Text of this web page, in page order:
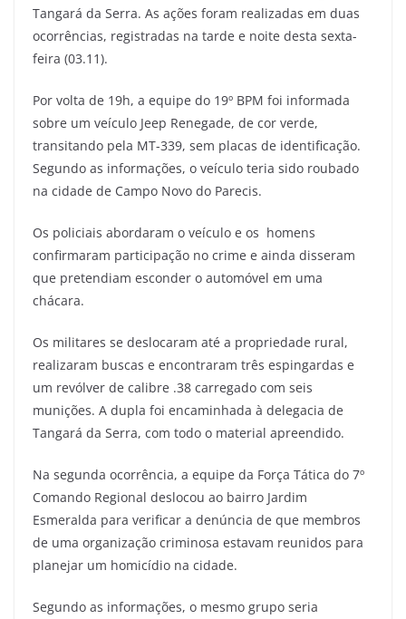
Tangará da Serra. As ações foram realizadas em duas
ocorrências, registradas na tarde e noite desta sexta-
feira (03.11).
Por volta de 19h, a equipe do 19º BPM foi informada
sobre um veículo Jeep Renegade, de cor verde,
transitando pela MT-339, sem placas de identificação.
Segundo as informações, o veículo teria sido roubado
na cidade de Campo Novo do Parecis.
Os policiais abordaram o veículo e os homens
confirmaram participação no crime e ainda disseram
que pretendiam esconder o automóvel em uma
chácara.
Os militares se deslocaram até a propriedade rural,
realizaram buscas e encontraram três espingardas e
um revólver de calibre .38 carregado com seis
munições. A dupla foi encaminhada à delegacia de
Tangará da Serra, com todo o material apreendido.
Na segunda ocorrência, a equipe da Força Tática do 7º
Comando Regional deslocou ao bairro Jardim
Esmeralda para verificar a denúncia de que membros
de uma organização criminosa estavam reunidos para
planejar um homicídio na cidade.
Segundo as informações, o mesmo grupo seria